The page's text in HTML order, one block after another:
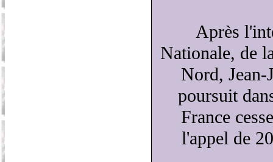
Après
Nationale, de
Nord, Jean-
poursuit
France
l'appel de